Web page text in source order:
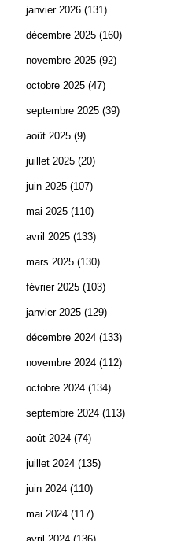
janvier 2026 (131)
décembre 2025 (160)
novembre 2025 (92)
octobre 2025 (47)
septembre 2025 (39)
août 2025 (9)
juillet 2025 (20)
juin 2025 (107)
mai 2025 (110)
avril 2025 (133)
mars 2025 (130)
février 2025 (103)
janvier 2025 (129)
décembre 2024 (133)
novembre 2024 (112)
octobre 2024 (134)
septembre 2024 (113)
août 2024 (74)
juillet 2024 (135)
juin 2024 (110)
mai 2024 (117)